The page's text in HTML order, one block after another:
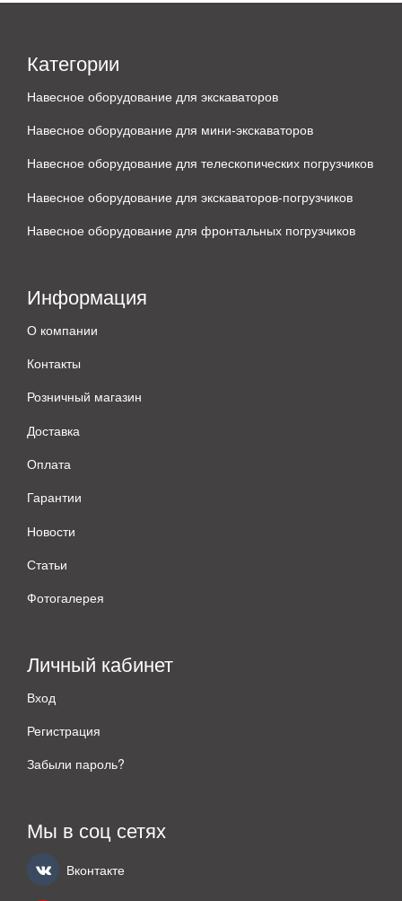
Категории
Навесное оборудование для экскаваторов
Навесное оборудование для мини-экскаваторов
Навесное оборудование для телескопических погрузчиков
Навесное оборудование для экскаваторов-погрузчиков
Навесное оборудование для фронтальных погрузчиков
Информация
О компании
Контакты
Розничный магазин
Доставка
Оплата
Гарантии
Новости
Статьи
Фотогалерея
Личный кабинет
Вход
Регистрация
Забыли пароль?
Мы в соц сетях
Вконтакте